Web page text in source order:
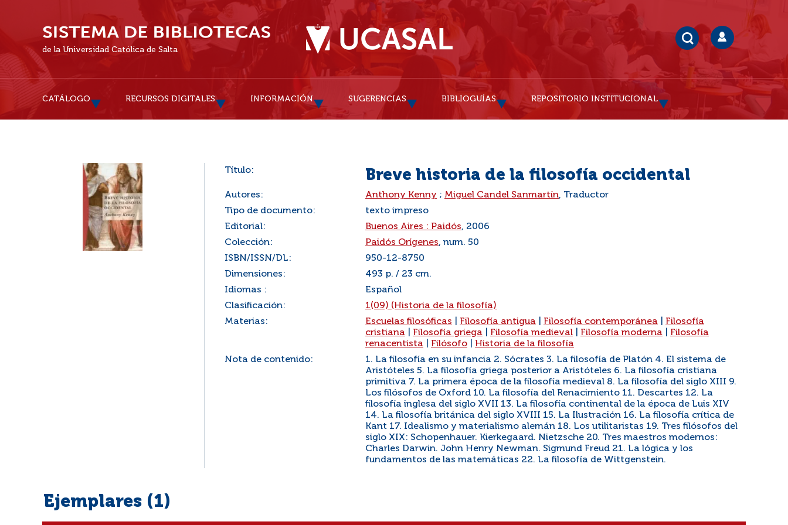
de la Universidad Católica de Salta
CATÁLOGO RECURSOS DIGITALES INFORMACIÓN SUGERENCIAS BIBLIOGUÍAS REPOSITORIO INSTITUCIONAL
Título: Breve historia de la filosofía occidental
Autores: Anthony Kenny ; Miguel Candel Sanmartín, Traductor
Tipo de documento:
texto impreso
Editorial:
Buenos Aires : Paidós, 2006
Colección:
Paidós Orígenes, num. 50
ISBN/ISSN/DL:
950-12-8750
Dimensiones:
493 p. / 23 cm.
Idiomas :
Español
Clasificación:
1(09) (Historia de la filosofía)
Materias:
Escuelas filosóficas Filosofía antigua Filosofía contemporánea
Filosofía
cristiana
Filosofía griega Filosofía medieval Filosofía moderna
Filosofía
renacentista
Filósofo
Historia de la filosofía
Nota de contenido:
1. La filosofía en su infancia 2. Sócrates 3. La filosofía de Platón 4. El sistema de
Aristóteles 5. La filosofía griega posterior a Aristóteles 6. La filosofía cristiana
primitiva 7. La primera época de la filosofía medieval 8. La filosofía del siglo XIII 9.
Los filósofos de Oxford 10. La filosofía del Renacimiento 11. Descartes 12. La
filosofía inglesa del siglo XVII 13. La filosofía continental de la época de Luis XIV
14. La filosofía británica del siglo XVIII 15. La Ilustración 16. La filosofía crítica de
Kant 17. Idealismo y materialismo alemán 18. Los utilitaristas 19. Tres filósofos del
siglo XIX: Schopenhauer. Kierkegaard. Nietzsche 20. Tres maestros modernos:
Charles Darwin. John Henry Newman. Sigmund Freud 21. La lógica y los
fundamentos de las matemáticas 22. La filosofía de Wittgenstein.
Ejemplares (1)